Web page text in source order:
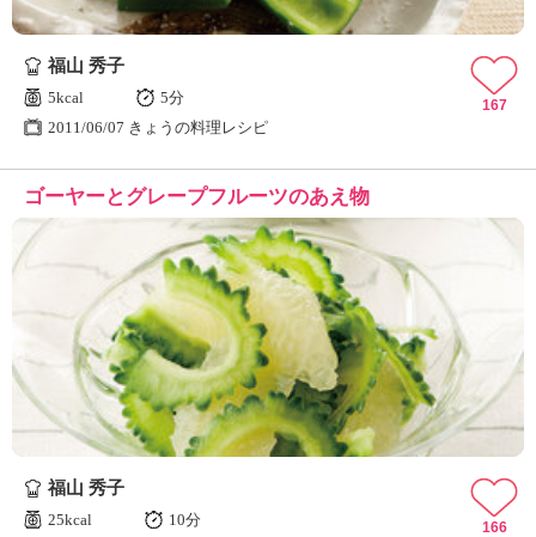
福山 秀子
5kcal
5分
2011/06/07 きょうの料理レシピ
167
ゴーヤーとグレープフルーツのあえ物
福山 秀子
25kcal
10分
166